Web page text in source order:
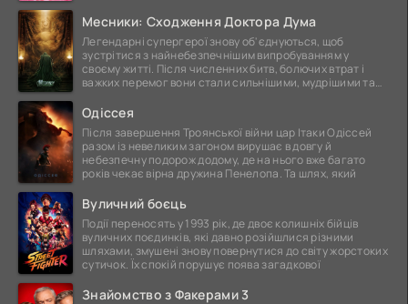
Месники: Сходження Доктора Дума
Легендарні супергерої знову об'єднуються, щоб
зустрітися з найнебезпечнішим випробуванням у
своєму житті. Після численних битв, болючих втрат і
важких перемог вони стали сильнішими, мудрішими та
Одіссея
Після завершення Троянської війни цар Ітаки Одіссей
разом із невеликим загоном вирушає в довгу й
небезпечну подорож додому, де на нього вже багато
років чекає вірна дружина Пенелопа. Та шлях, який
Вуличний боєць
Події переносять у 1993 рік, де двоє колишніх бійців
вуличних поєдинків, які давно розійшлися різними
шляхами, змушені знову повернутися до світу жорстоких
сутичок. Їх спокій порушує поява загадкової
Знайомство з Факерами 3